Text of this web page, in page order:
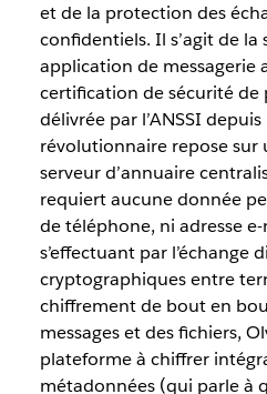
et de la protection des
confidentiels. Il s’agit de
application de messagerie
certification de sécurité de
délivrée par l’ANSSI
révolutionnaire repose sur
serveur d’annuaire
requiert aucune donnée
de téléphone, ni adresse
s’effectuant par l’échange
cryptographiques entre
chiffrement de bout en
messages et des fichiers,
plateforme à chiffrer
métadonnées (qui parle à